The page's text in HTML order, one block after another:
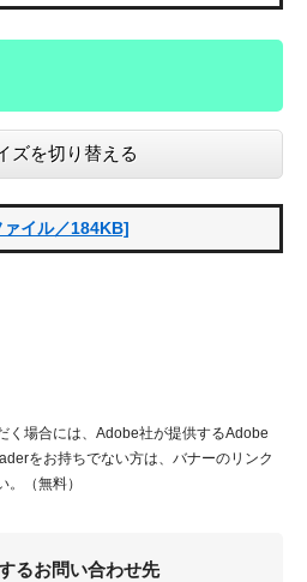
ズを切り替える
イル／184KB]
く場合には、Adobe社が提供するAdobe
をお持ちでない方は、バナーのリンク
（無料）
るお問い合わせ先